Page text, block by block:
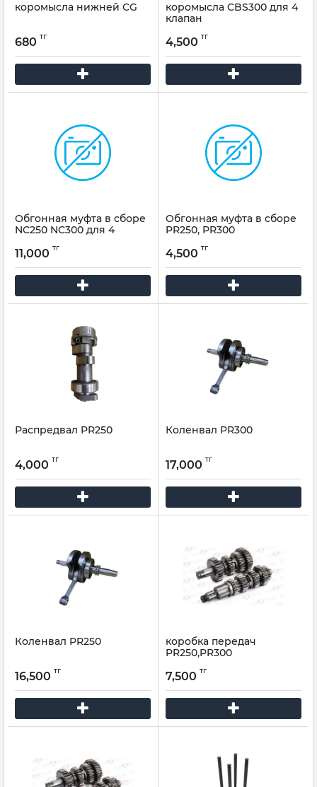
коромысла нижней CG
680 тг
коромысла CBS300 для 4
клапан
4,500 тг
Обгонная муфта в сборе
NC250 NC300 для 4
11,000 тг
Обгонная муфта в сборе
PR250, PR300
4,500 тг
Распредвал PR250
4,000 тг
Коленвал PR300
17,000 тг
Коленвал PR250
16,500 тг
коробка передач
PR250,PR300
7,500 тг